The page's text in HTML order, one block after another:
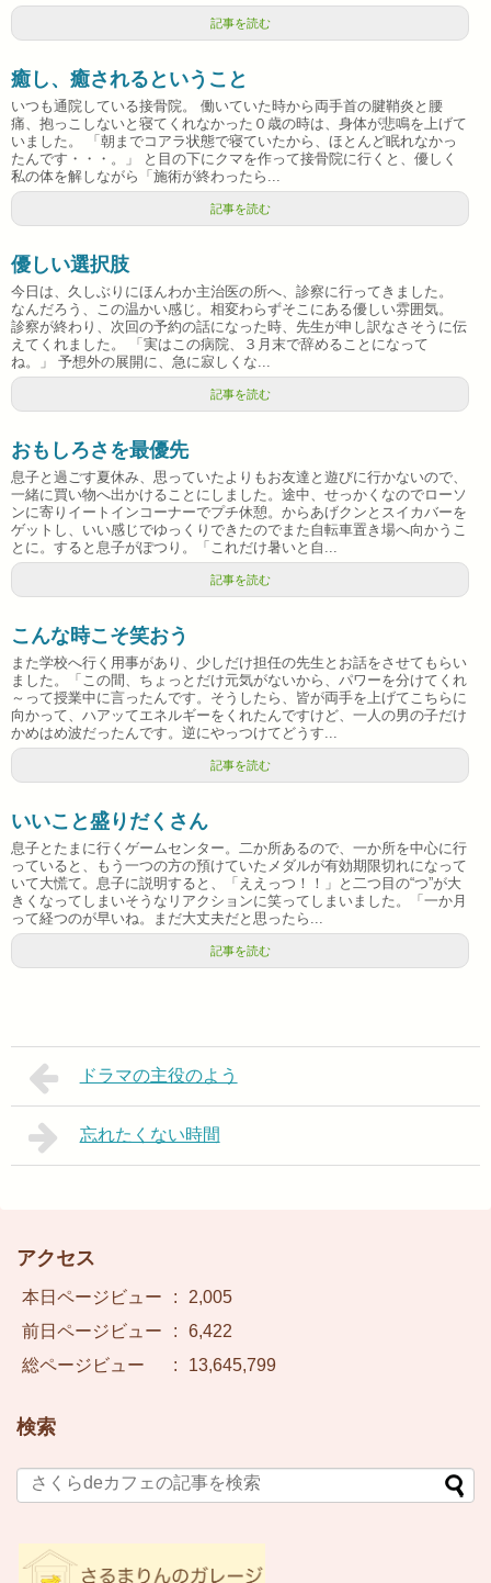
記事を読む
癒し、癒されるということ
いつも通院している接骨院。 働いていた時から両手首の腱鞘炎と腰
痛、抱っこしないと寝てくれなかった０歳の時は、身体が悲鳴を上げて
いました。 「朝までコアラ状態で寝ていたから、ほとんど眠れなかっ
たんです・・・。」 と目の下にクマを作って接骨院に行くと、優しく
私の体を解しながら「施術が終わったら...
記事を読む
優しい選択肢
今日は、久しぶりにほんわか主治医の所へ、診察に行ってきました。
なんだろう、この温かい感じ。相変わらずそこにある優しい雰囲気。
診察が終わり、次回の予約の話になった時、先生が申し訳なさそうに伝
えてくれました。 「実はこの病院、３月末で辞めることになって
ね。」 予想外の展開に、急に寂しくな...
記事を読む
おもしろさを最優先
息子と過ごす夏休み、思っていたよりもお友達と遊びに行かないので、
一緒に買い物へ出かけることにしました。途中、せっかくなのでローソ
ンに寄りイートインコーナーでプチ休憩。からあげクンとスイカバーを
ゲットし、いい感じでゆっくりできたのでまた自転車置き場へ向かうこ
とに。すると息子がぽつり。「これだけ暑いと自...
記事を読む
こんな時こそ笑おう
また学校へ行く用事があり、少しだけ担任の先生とお話をさせてもらい
ました。「この間、ちょっとだけ元気がないから、パワーを分けてくれ
～って授業中に言ったんです。そうしたら、皆が両手を上げてこちらに
向かって、ハアッてエネルギーをくれたんですけど、一人の男の子だけ
かめはめ波だったんです。逆にやっつけてどうす...
記事を読む
いいこと盛りだくさん
息子とたまに行くゲームセンター。二か所あるので、一か所を中心に行
っていると、もう一つの方の預けていたメダルが有効期限切れになって
いて大慌て。息子に説明すると、「ええっつ！！」と二つ目の“つ”が大
きくなってしまいそうなリアクションに笑ってしまいました。「一か月
って経つのが早いね。まだ大丈夫だと思ったら...
記事を読む
ドラマの主役のよう
忘れたくない時間
アクセス
本日ページビュー :
2,005
前日ページビュー
:
6,422
総ページビュー
: 13,645,799
検索